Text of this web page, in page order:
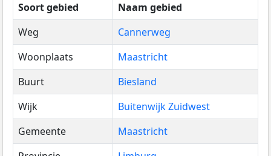
Soort gebied
Naam gebied
Weg
Cannerweg
Woonplaats
Maastricht
Buurt
Biesland
Wijk
Buitenwijk Zuidwest
Gemeente
Maastricht